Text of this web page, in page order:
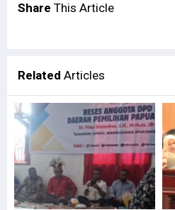
Share This Article
Related Articles